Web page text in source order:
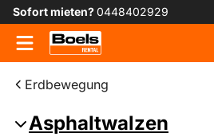
Sofort mieten?0448402929
Erdbewegung
Asphaltwalzen